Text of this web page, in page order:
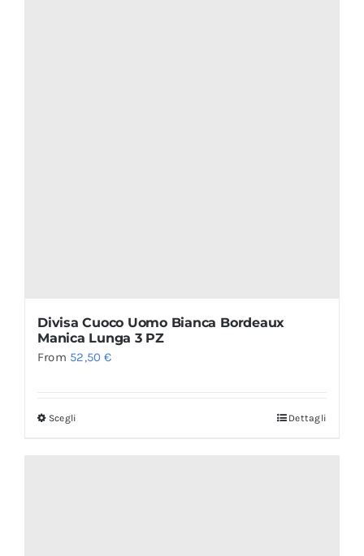
Divisa Cuoco Uomo Bianca Bordeaux
Manica Lunga 3 PZ
From 52,50€
Scegli Dettagli